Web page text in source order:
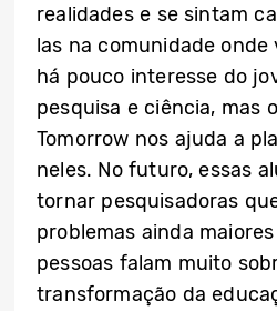
realidades e se sintam
las na comunidade onde
há pouco interesse do
pesquisa e ciência, mas
Tomorrow nos ajuda a
neles. No futuro, essas
tornar pesquisadoras
problemas ainda
pessoas falam muito
transformação da